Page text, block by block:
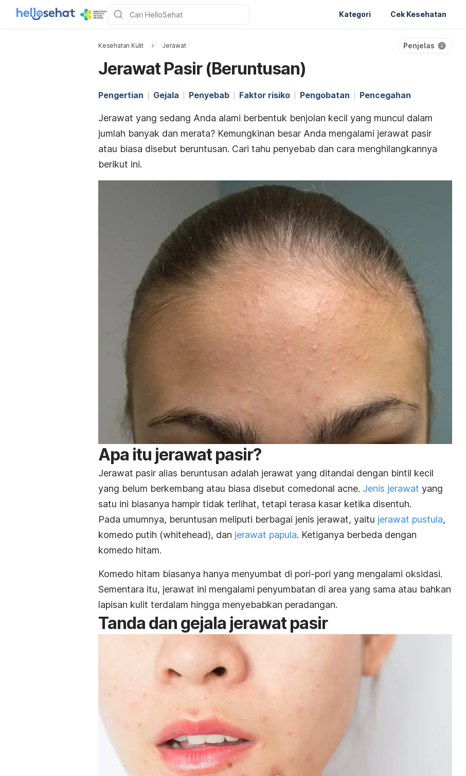
Kategori Cek Kesehatan
Kesehatan Kulit Jerawat Penjelas
Jerawat Pasir (Beruntusan)
Pengertian Gejala Penyebab Faktor risiko Pengobatan Pencegahan
Jerawat yang sedang Anda alami berbentuk benjolan kecil yang muncul dalam
jumlah banyak dan merata? Kemungkinan besar Anda mengalami jerawat pasir
atau biasa disebut beruntusan. Cari tahu penyebab dan cara menghilangkannya
berikut ini.
Apa itu jerawat pasir?
Jerawat pasir alias beruntusan adalah jerawat yang ditandai dengan bintil kecil
yang belum berkembang atau biasa disebut comedonal acne. Jenis jerawat yang
satu ini biasanya hampir tidak terlihat, tetapi terasa kasar ketika disentuh.
Pada umumnya, beruntusan meliputi berbagai jenis jerawat, yaitu jerawat pustula,
komedo putih (whitehead), dan jerawat papula. Ketiganya berbeda dengan
komedo hitam.
Komedo hitam biasanya hanya menyumbat di pori-pori yang mengalami oksidasi.
Sementara itu, jerawat ini mengalami penyumbatan di area yang sama atau bahkan
lapisan kulit terdalam hingga menyebabkan peradangan.
Tanda dan gejala jerawat pasir